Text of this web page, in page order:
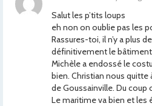
Salut les p’tits loups
eh non on oublie pas les
Rassures-toi, il n’y a plus
définitivement le bâtiment
Michèle a endossé le
bien. Christian nous quitte
de Goussainville. Du coup
Le maritime va bien et les